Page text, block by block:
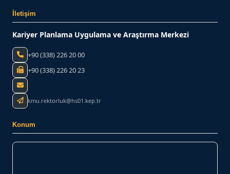
İletişim
Kariyer Planlama Uygulama ve Araştırma Merkezi
+90 (338) 226 20 00
+90 (338) 226 20 23
kmu.rektorluk@hs01.kep.tr
Konum